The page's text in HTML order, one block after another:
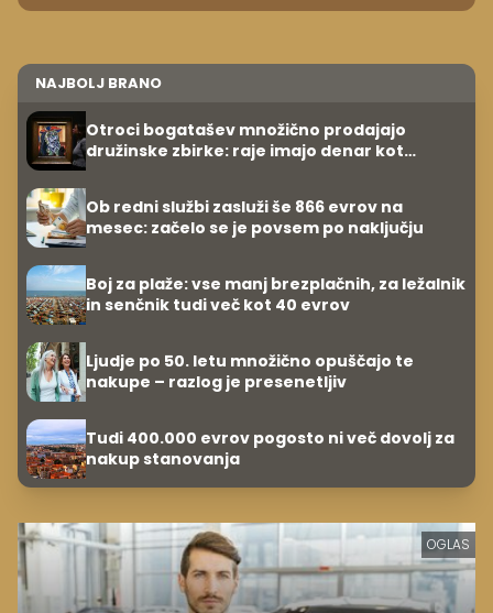
NAJBOLJ BRANO
Otroci bogatašev množično prodajajo
družinske zbirke: raje imajo denar kot
Ob redni službi zasluži še 866 evrov na
mesec: začelo se je povsem po naključju
Boj za plaže: vse manj brezplačnih, za ležalnik
in senčnik tudi več kot 40 evrov
Ljudje po 50. letu množično opuščajo te
nakupe – razlog je presenetljiv
Tudi 400.000 evrov pogosto ni več dovolj za
nakup stanovanja
OGLAS